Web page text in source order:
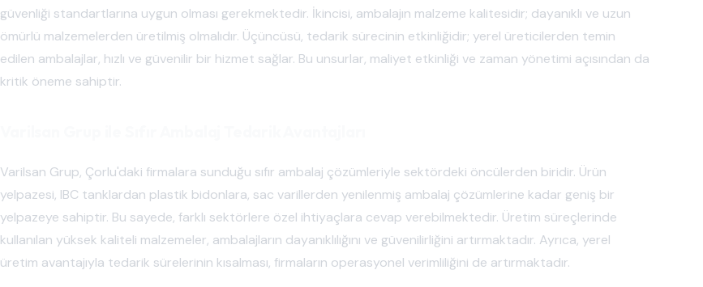
güvenliği standartlarına uygun olması gerekmektedir. İkincisi, ambalajın malzeme kalitesidir; dayanıklı ve uzun
ömürlü malzemelerden üretilmiş olmalıdır. Üçüncüsü, tedarik sürecinin etkinliğidir; yerel üreticilerden temin
edilen ambalajlar, hızlı ve güvenilir bir hizmet sağlar. Bu unsurlar, maliyet etkinliği ve zaman yönetimi açısından da
kritik öneme sahiptir.
Varilsan Grup, Çorlu'daki firmalara sunduğu sıfır ambalaj çözümleriyle sektördeki öncülerden biridir. Ürün
yelpazesi, IBC tanklardan plastik bidonlara, sac varillerden yenilenmiş ambalaj çözümlerine kadar geniş bir
yelpazeye sahiptir. Bu sayede, farklı sektörlere özel ihtiyaçlara cevap verebilmektedir. Üretim süreçlerinde
kullanılan yüksek kaliteli malzemeler, ambalajların dayanıklılığını ve güvenilirliğini artırmaktadır. Ayrıca, yerel
üretim avantajıyla tedarik sürelerinin kısalması, firmaların operasyonel verimliliğini de artırmaktadır.